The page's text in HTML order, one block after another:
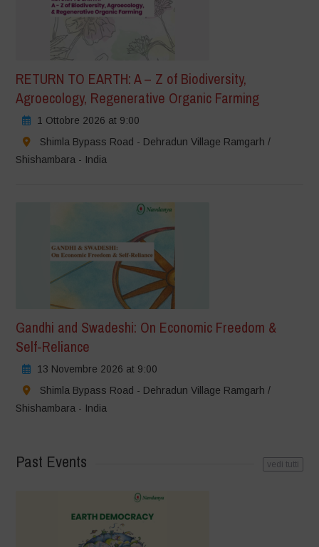
RETURN TO EARTH: A – Z of Biodiversity,
Agroecology, Regenerative Organic Farming
1 Ottobre 2026 at 9:00
Shimla Bypass Road - Dehradun Village Ramgarh /
Shishambara - India
Gandhi and Swadeshi: On Economic Freedom &
Self-Reliance
13 Novembre 2026 at 9:00
Shimla Bypass Road - Dehradun Village Ramgarh /
Shishambara - India
Past Events vedi tutti